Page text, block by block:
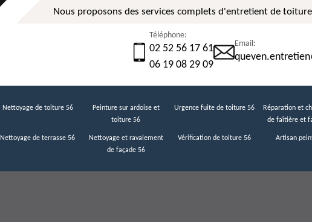
Nous proposons des services complets d'entretient de toiture
Téléphone:
02 52 56 17 61
06 19 08 29 09
Email:
Nettoyage de toiture 56
Peinture sur ardoise et
toiture 56
Urgence fuite de toiture 56
Réparation et
de faîtière et
Nettoyage de terrasse 56
Nettoyage et ravalement
de façade 56
Vérification de toiture 56 Artisan